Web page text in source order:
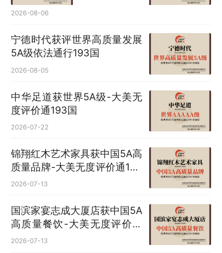
2026-08-06
宁德时代获评世界高质量发展
5A级依法通行193国
2026-08-05
中华足道获世界5A级-大美无
度评价通193国
2026-07-22
锦翔红木艺术家具获中国5A高
质量品牌-大美无度评价通193
国
2026-07-13
国滨家宴志成大厦店获中国5A
高质量餐饮-大美无度评价通
193国
2026-07-13